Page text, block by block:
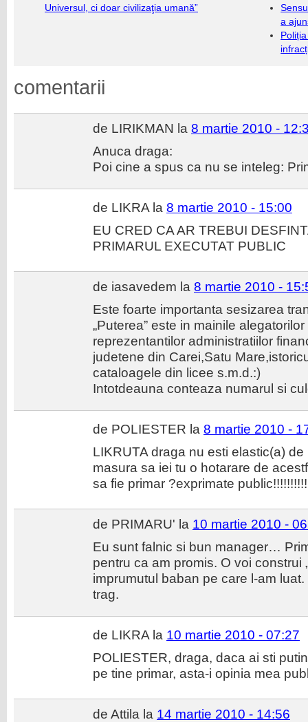
Universul, ci doar civilizaţia umană”
a
comentarii
de LIRIKMAN la 8 martie 2010 -
Anuca draga:
Poi cine a spus ca nu se inteleg:
de LIKRA la 8 martie 2010 - 15:00
EU CRED CA AR TREBUI
PRIMARUL EXECUTAT PUBLIC
de iasavedem la 8 martie 2010 -
Este foarte importanta sesizarea
„Puterea” este in mainile
reprezentantilor administratiilor
judetene din Carei,Satu
cataloagele din licee s.m.d.:)
Intotdeauna conteaza numarul si
de POLIESTER la 8 martie 2010 -
LIKRUTA draga nu esti elastic(a)
masura sa iei tu o hotarare de
sa fie primar ?exprimate
de PRIMARU' la 10 martie 2010 -
Eu sunt falnic si bun manager…
pentru ca am promis. O voi construi
imprumutul baban pe care l-am
trag.
de LIKRA la 10 martie 2010 - 07:27
POLIESTER, draga, daca ai sti
pe tine primar, asta-i opinia mea
de Attila la 14 martie 2010 - 14:56